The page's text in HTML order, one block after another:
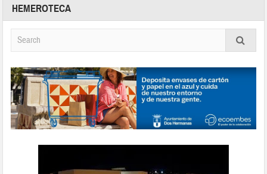
HEMEROTECA